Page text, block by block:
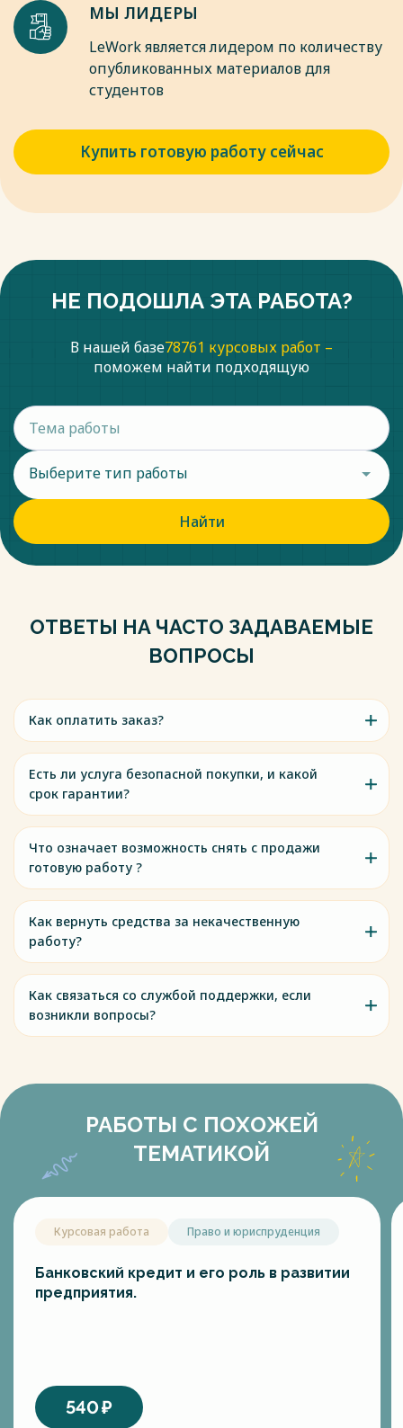
МЫ ЛИДЕРЫ
LeWork является лидером по количеству
опубликованных материалов для
студентов
Купить готовую работу сейчас
НЕ ПОДОШЛА ЭТА РАБОТА?
В нашей базе78761 курсовых работ –
поможем найти подходящую
Выберите тип работы
Найти
ОТВЕТЫ НА ЧАСТО ЗАДАВАЕМЫЕ
ВОПРОСЫ
Как оплатить заказ?
Есть ли услуга безопасной покупки, и какой
срок гарантии?
Что означает возможность снять с продажи
готовую работу ?
Как вернуть средства за некачественную
работу?
Как связаться со службой поддержки, если
возникли вопросы?
РАБОТЫ С ПОХОЖЕЙ
ТЕМАТИКОЙ
Курсовая работа Право и юриспруденция
Банковский кредит и его роль в развитии
предприятия.
540₽